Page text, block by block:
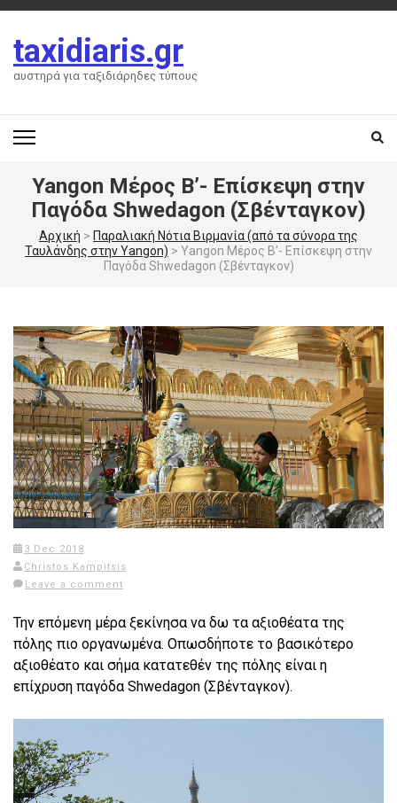
Skip
content
(Press
taxidiaris.gr
αυστηρά για ταξιδιάρηδες τύπους
Yangon Μέρος Β’- Επίσκεψη στην
Παγόδα Shwedagon (Σβένταγκον)
Αρχική > Παραλιακή Νότια Βιρμανία (από τα σύνορα της
Ταυλάνδης στην Yangon) > Yangon Μέρος Β’- Επίσκεψη στην
Παγόδα Shwedagon (Σβένταγκον)
3 Dec 2018
Christos Kampitsis
Leave a comment
Την επόμενη μέρα ξεκίνησα να δω τα αξιοθέατα της
πόλης πιο οργανωμένα. Οπωσδήποτε το βασικότερο
αξιοθέατο και σήμα κατατεθέν της πόλης είναι η
επίχρυση παγόδα Shwedagon (Σβένταγκον).